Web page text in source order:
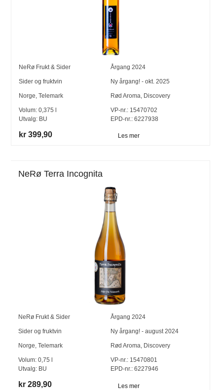
NeRø Frukt & Sider Årgang 2024
Sider og fruktvin Ny årgang! - okt. 2025
Norge ,Telemark Rød Aroma, Discovery
Volum:0,375 l
Utvalg: BU
VP-nr.: 15470702
EPD-nr.: 6227938
kr 399,90 Les mer
NeRø Terra Incognita
NeRø Frukt & Sider Årgang 2024
Sider og fruktvin Ny årgang! - august 2024
Norge,Telemark Rød Aroma, Discovery
Volum:0,75
Utvalg: BU
VP-nr.:15470801
EPD-nr.: 6227946
kr 289,90 Les mer